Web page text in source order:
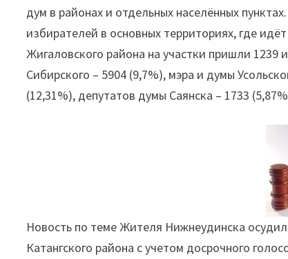
дум в районах и отдельных населённых
избирателей в основных территориях, где
Жигаловского района на участки пришли 1239
Сибирского – 5904 (9,7%), мэра и думы
(12,31%), депутатов думы Саянска – 1733
Новость по теме Жителя Нижнеудинска
Катангского района с учетом досрочного